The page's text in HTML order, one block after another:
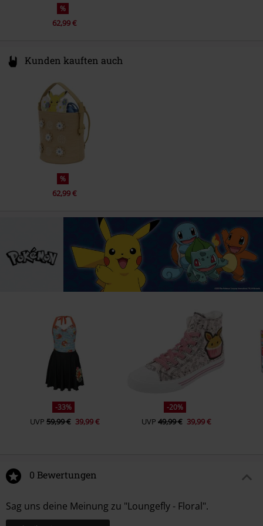
%
62,99 €
Kunden kauften auch
%
62,99 €
-33%
UVP 59,99 € 39,99 €
-20%
UVP 49,99 € 39,99 €
0 Bewertungen
Sag uns deine Meinung zu "Loungefly - Floral".